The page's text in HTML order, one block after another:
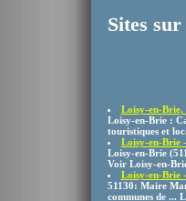
Sites
Loisy-en-Brie,
Loisy-en-Brie :
touristiques et
Loisy-en-Brie
Loisy-en-Brie
Voir Loisy-en-
Loisy-en-Brie
51130: Maire
communes de ...